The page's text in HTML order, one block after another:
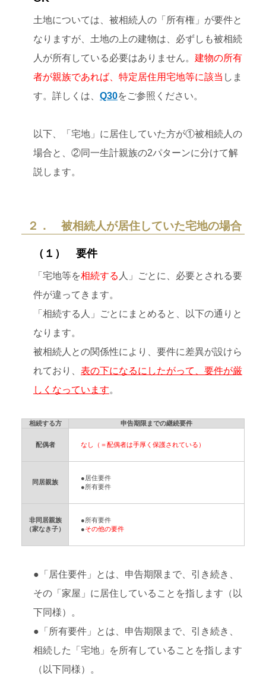
土地については、被相続人の「所有権」が要件と
なりますが、土地の上の建物は、必ずしも被相続
人が所有している必要はありません。 建物の所有
者が親族であれば、特定居住用宅地等に該当 しま
す。詳しくは、 Q30をご参照ください。
以下、「宅地」に居住していた方が①被相続人の
場合と、②同一生計親族の2パターンに分けて解
説します。
２． 被相続人が居住していた宅地の場合
（１） 要件
「宅地等を相続する 人」ごとに、必要とされる要
件が違ってきます。
「相続する人」ごとにまとめると、以下の通りと
なります。
被相続人との関係性により、要件に差異が設けら
れており、 表の下になるにしたがって、要件が厳
しくなっています。
相続する方 申告期限までの継続要件
配偶者 なし（＝配偶者は手厚く保護されている）
同居親族
●居住要件
●所有要件
非同居親族
（家なき子）
●所有要件
●その他の要件
●「居住要件」とは、申告期限まで、引き続き、
その「家屋」に居住していることを指します（以
下同様）。
●「所有要件」とは、申告期限まで、引き続き、
相続した「宅地」を所有していることを指します
（以下同様）。